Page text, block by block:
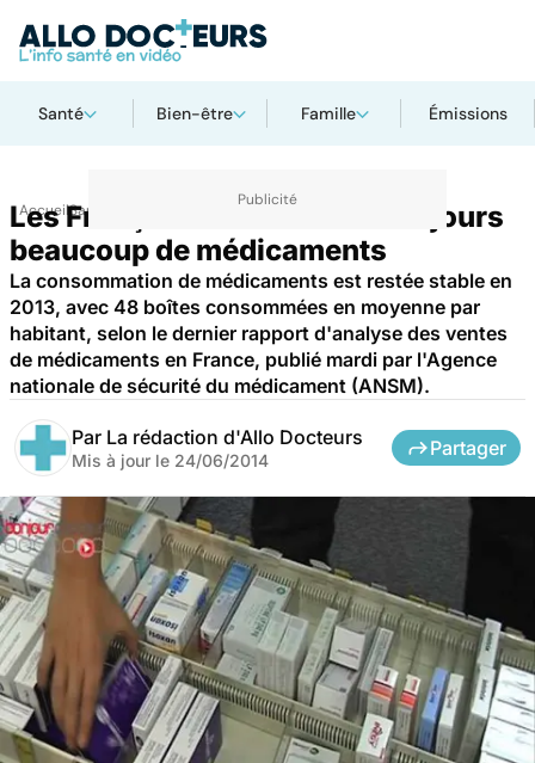
Santé Bien-être Famille Émissions
AccueilSanté
Les Français consomment toujours
beaucoup de médicaments
La consommation de médicaments est restée stable en
2013, avec 48 boîtes consommées en moyenne par
habitant, selon le dernier rapport d'analyse des ventes
de médicaments en France, publié mardi par l'Agence
nationale de sécurité du médicament (ANSM).
Par La rédaction d'Allo Docteurs
Mis à jour le 24/06/2014
Partager